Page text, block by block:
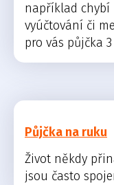
například chybí
vyúčtování či
pro vás půjčka 3
Půjčka na ruku
Život někdy
jsou často